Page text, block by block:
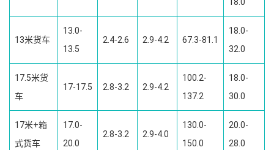
13米货车
13.0-
13.5
2.4-2.6 2.9-4.2 67.3-81.1
18.0-
32.0
17.5米货
车
17-17.5 2.8-3.2 2.9-4.2
100.2-
137.2
18.0-
30.0
17米+箱
式货车
17.0-
20.0
2.8-3.2 2.9-4.0
130.0-
150.0
20.0-
28.0